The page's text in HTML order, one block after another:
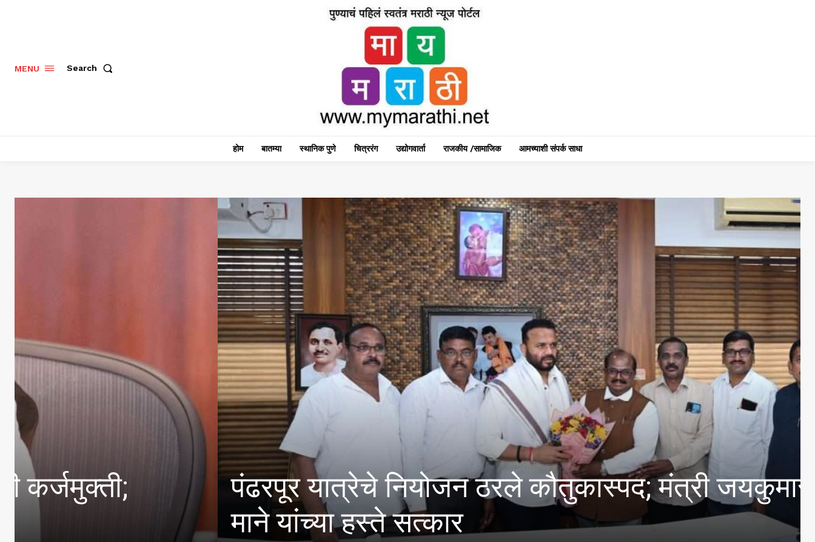
MENU Search
होम बातम्या स्थानिक पुणे चित्ररंग उद्योगवार्ता राजकीय /सामाजिक आमच्याशी संपर्क साधा
राजा
कायदा सहाय्याची संकल्पना न्याय सर्वसामान्यांपर्यंत पोहोचवणारी;
शेतकरी कायद्याने महिलांना सन्मानाचे स्थान – डॉ. नीलम गोऱ्हे